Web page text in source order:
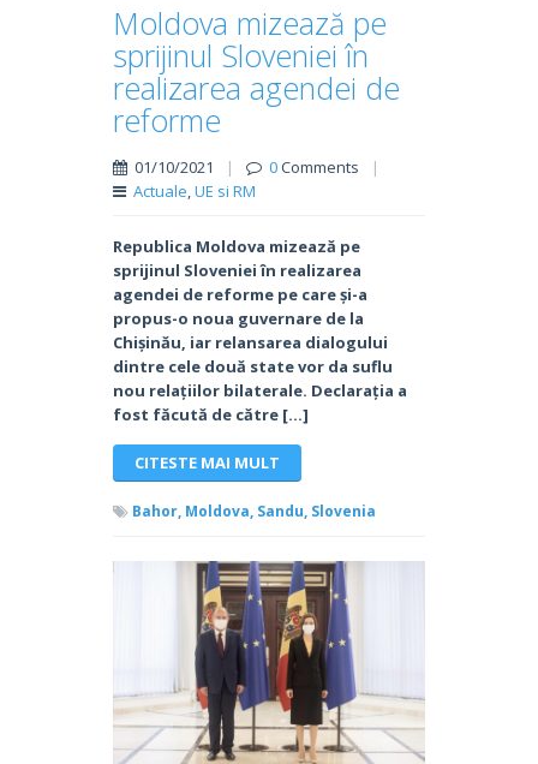
Moldova mizează pe
sprijinul Sloveniei în
realizarea agendei de
reforme
01/10/2021 | 0Comments
|
Actuale,UE si RM
Republica Moldova mizează pe
sprijinul Sloveniei în realizarea
agendei de reforme pe care și-a
propus-o noua guvernare de la
Chișinău, iar relansarea dialogului
dintre cele două state vor da suflu
nou relațiilor bilaterale. Declarația a
fost făcută de către […]
CITESTE MAI MULT
Bahor, Moldova, Sandu, Slovenia